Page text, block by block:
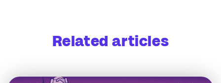
Related articles